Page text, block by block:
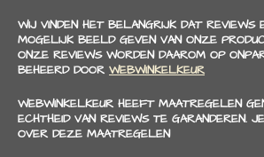
WIJ VINDEN HET BELANGRIJK DAT REVIEWS
MOGELIJK BEELD GEVEN VAN ONZE
ONZE REVIEWS WORDEN DAAROM OP
BEHEERD DOOR WEBWINKELKEUR
WEBWINKELKEUR HEEFT MAATREGELEN
ECHTHEID VAN REVIEWS TE GARANDEREN.
OVER DEZE MAATREGELEN